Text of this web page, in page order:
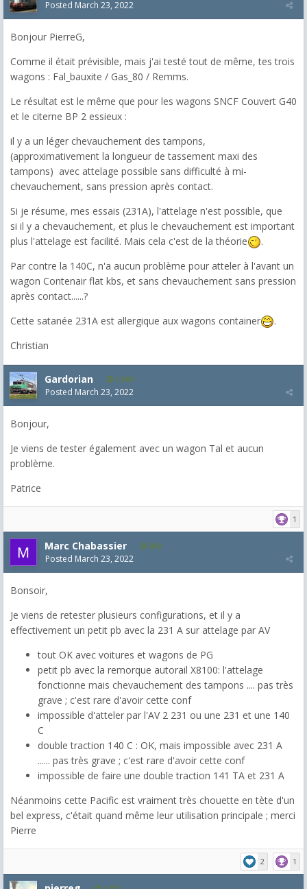
Posted March 23, 2022
Bonjour PierreG,
Comme il était prévisible, mais j'ai testé tout de même, tes trois
wagons : Fal_bauxite / Gas_80 / Remms.
Le résultat est le même que pour les wagons SNCF Couvert G40
et le citerne BP 2 essieux :
il y a un léger chevauchement des tampons,
(approximativement la longueur de tassement maxi des
tampons) avec attelage possible sans difficulté à mi-
chevauchement, sans pression après contact.
Si je résume, mes essais (231A), l'attelage n'est possible, que
si il y a chevauchement, et plus le chevauchement est important
plus l'attelage est facilité. Mais cela c'est de la théorie
.
Par contre la 140C, n'a aucun problème pour atteler à l'avant un
wagon Contenair flat kbs, et sans chevauchement sans pression
après contact......?
Cette satanée 231A est allergique aux wagons container
.
Christian
Gardorian 1,903
Posted March 23, 2022
Bonjour,
Je viens de tester également avec un wagon Tal et aucun
problème.
Patrice
1
Marc Chabassier 430
Posted March 23, 2022
Bonsoir,
Je viens de retester plusieurs configurations, et il y a
effectivement un petit pb avec la 231 A sur attelage par AV
tout OK avec voitures et wagons de PG
petit pb avec la remorque autorail X8100: l'attelage
fonctionne mais chevauchement des tampons .... pas très
grave ; c'est rare d'avoir cette conf
impossible d'atteler par l'AV 2 231 ou une 231 et une 140
C
double traction 140 C : OK, mais impossible avec 231 A
...... pas très grave ; c'est rare d'avoir cette conf
impossible de faire une double traction 141 TA et 231 A
Néanmoins cette Pacific est vraiment très chouette en tète d'un
bel express, c'était quand même leur utilisation principale ; merci
Pierre
2 1